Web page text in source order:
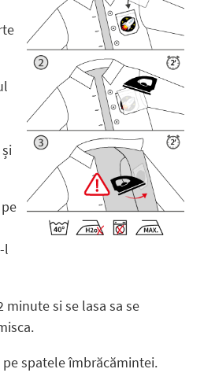
l
minute si se lasa sa se
spatele îmbrăcămintei.